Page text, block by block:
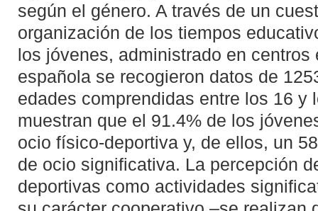
según el género. A través de un
organización de los tiempos
los jóvenes, administrado en
española se recogieron datos de
edades comprendidas entre los 16 y
muestran que el 91.4% de los
ocio físico-deportiva y, de ellos, un
de ocio significativa. La percepción
deportivas como actividades